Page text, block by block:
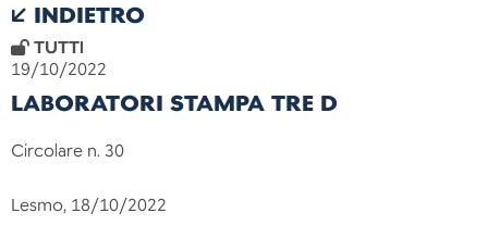
INDIETRO
TUTTI
19/10/2022
LABORATORI STAMPA TRE D
Circolare n. 30
Lesmo, 18/10/2022